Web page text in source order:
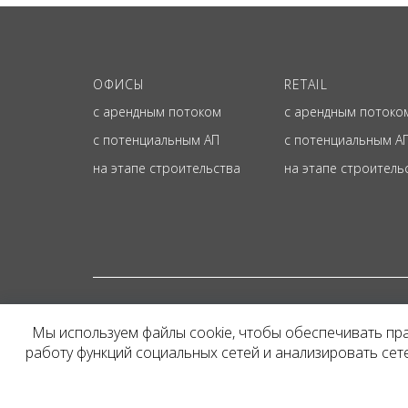
ОФИСЫ
с арендным потоком
с потенциальным АП
на этапе строительства
RETAIL
с арендным
с потенциальным
на этапе
Представленная на
и не является
Мы используем файлы cookie, чтобы обеспечивать
работу функций социальных сетей и анализировать